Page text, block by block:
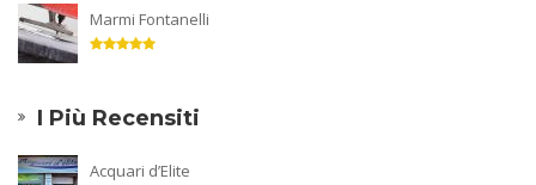
Marmi Fontanelli
I Più Recensiti
Acquari d’Elite